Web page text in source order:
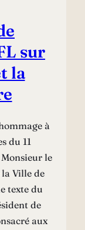
sur
la
à
du 11
le
la Ville de
texte du
de
aux